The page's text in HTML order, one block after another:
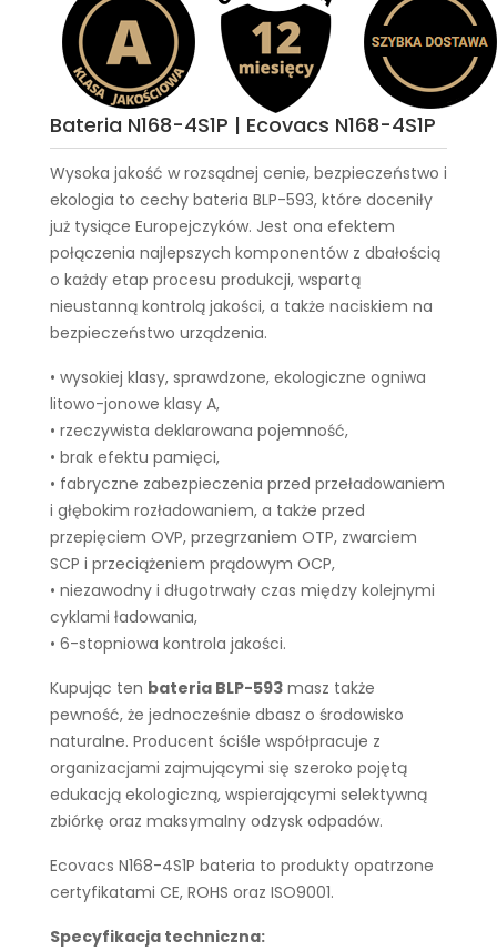
Bateria N168-4S1P | Ecovacs N168-4S1P
Wysoka jakość w rozsądnej cenie, bezpieczeństwo i
ekologia to cechy bateria BLP-593, które doceniły
już tysiące Europejczyków. Jest ona efektem
połączenia najlepszych komponentów z dbałością
o każdy etap procesu produkcji, wspartą
nieustanną kontrolą jakości, a także naciskiem na
bezpieczeństwo urządzenia.
• wysokiej klasy, sprawdzone, ekologiczne ogniwa
litowo-jonowe klasy A,
• rzeczywista deklarowana pojemność,
• brak efektu pamięci,
• fabryczne zabezpieczenia przed przeładowaniem
i głębokim rozładowaniem, a także przed
przepięciem OVP, przegrzaniem OTP, zwarciem
SCP i przeciążeniem prądowym OCP,
• niezawodny i długotrwały czas między kolejnymi
cyklami ładowania,
• 6-stopniowa kontrola jakości.
Kupując ten bateria BLP-593 masz także
pewność, że jednocześnie dbasz o środowisko
naturalne. Producent ściśle współpracuje z
organizacjami zajmującymi się szeroko pojętą
edukacją ekologiczną, wspierającymi selektywną
zbiórkę oraz maksymalny odzysk odpadów.
Ecovacs N168-4S1P bateria to produkty opatrzone
certyfikatami CE, ROHS oraz ISO9001.
Specyfikacja techniczna: